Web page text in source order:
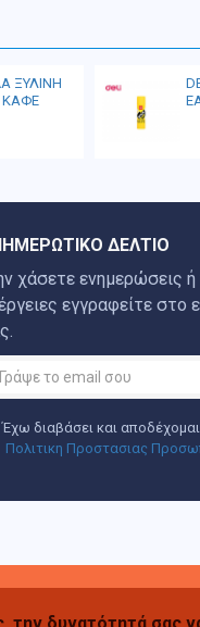
ΞΥΛΙΝΗ
ΚΑΦΕ
ΔΕΛΤΊΟ
χάσετε ενημερώσεις
εγγραφείτε στο
Έχω διαβάσει και
Πολιτικη Προστασιας